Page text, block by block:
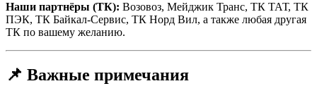
Наши партнёры (ТК): Возовоз, Мейджик Транс, ТК ТАТ, ТК
ПЭК, ТК Байкал-Сервис, ТК Норд Вил, а также любая другая
ТК по вашему желанию.
📌 Важные примечания